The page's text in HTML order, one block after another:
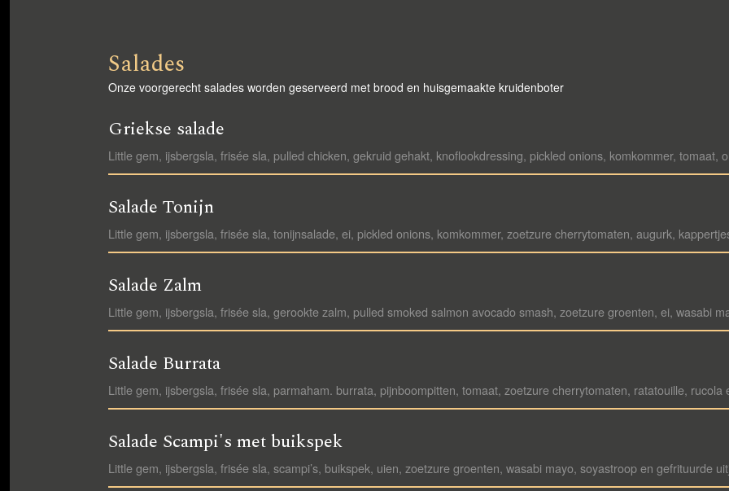
Salades
Onze voorgerecht salades worden geserveerd met brood en huisgemaakte kruidenboter
Griekse salade
Little gem, ijsbergsla, frisée sla, pulled chicken, gekruid gehakt, knoflookdressing, pickled onions, komkommer, tomaat,
Salade Tonijn
Little gem, ijsbergsla, frisée sla, tonijnsalade, ei, pickled onions, komkommer, zoetzure cherrytomaten, augurk,
Salade Zalm
Little gem, ijsbergsla, frisée sla, gerookte zalm, pulled smoked salmon avocado smash, zoetzure groenten, ei, wasabi
Salade Burrata
Little gem, ijsbergsla, frisée sla, parmaham. burrata, pijnboompitten, tomaat, zoetzure cherrytomaten, ratatouille, rucola
Salade Scampi's met buikspek
Little gem, ijsbergsla, frisée sla, scampi’s, buikspek, uien, zoetzure groenten, wasabi mayo, soyastroop en gefrituurde